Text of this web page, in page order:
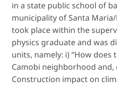
in a state public school of
municipality of Santa
took place within the
physics graduate and was
units, namely: i) “How
Camobi neighborhood and,
Construction impact on